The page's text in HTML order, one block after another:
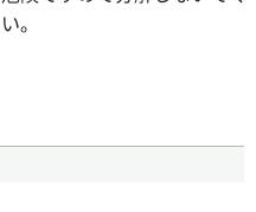
い。